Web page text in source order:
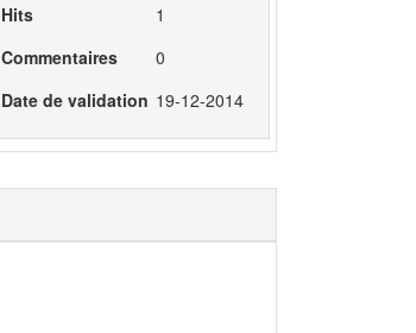
Hits
1
Commentaires
0
Date de validation 19-12-2014